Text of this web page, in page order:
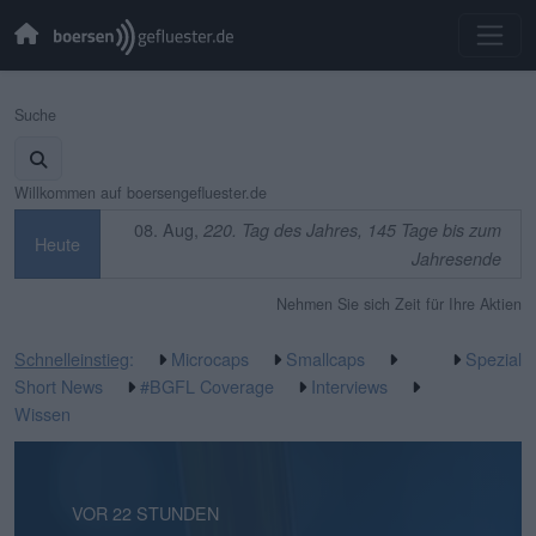
Suche
Willkommen auf boersengefluester.de
Heute
08. Aug, 220. Tag des Jahres, 145 Tage bis zum
Jahresende
Nehmen Sie sich Zeit für Ihre Aktien
Schnelleinstieg: Microcaps
Smallcaps
Short News
#BGFL Coverage
Interviews
Wissen
Spezial
VOR 18 STUNDEN
VOR 22 STUNDEN
VOR 1 TAG
VOR 1 TAG
VOR 3 TAGEN
VOR 4 TAGEN
VOR 4 TAGEN
VOR 4 TAGEN
VOR 1 WOCHE
VOR 1 WOCHE
VOR 2 WOCHEN
VOR 2 WOCHEN
VOR 2 WOCHEN
VOR 2 WOCHEN
VOR 3 WOCHEN